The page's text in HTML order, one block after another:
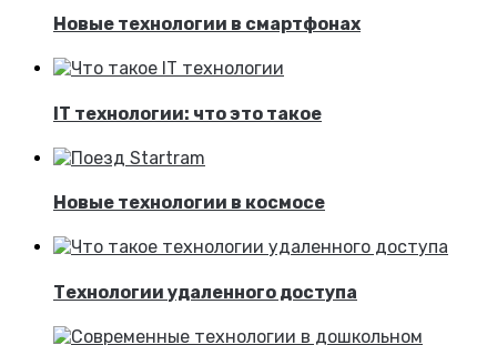
Новые технологии в смартфонах
IT технологии: что это такое
Новые технологии в космосе
Технологии удаленного доступа